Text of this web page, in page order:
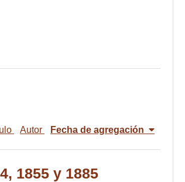
Autor Fecha de agregación
1855 y 1885